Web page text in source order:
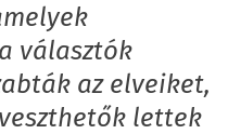
választók
az elveiket,
lettek